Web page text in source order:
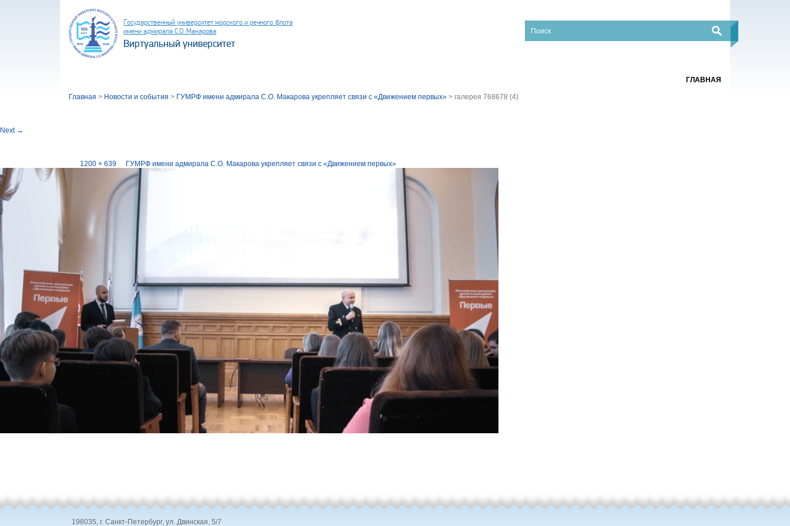
Государственный университет морского и речного флота
имени адмирала С.О. Макарова
Виртуальный университет
ГЛАВНАЯ
Главная > Новости и события > ГУМРФ имени адмирала С.О. Макарова укрепляет связи с «Движением первых» > галерея 768678 (4)
Next →
1200 × 639 ГУМРФ имени адмирала С.О. Макарова укрепляет связи с «Движением первых»
198035, г. Санкт-Петербург, ул. Двинская, 5/7